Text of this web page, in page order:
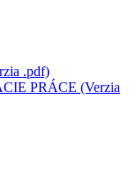
.pdf)
PRÁCE (Verzia